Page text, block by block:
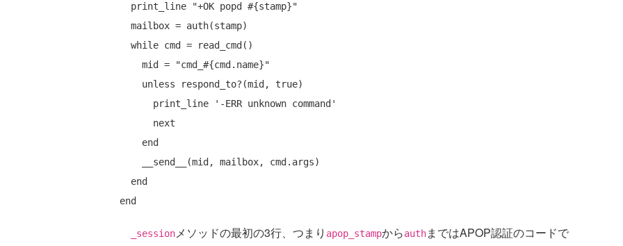
  print_line
"+OK popd #{stamp}"
while cmd = read_cmd()
    mid =
"cmd_#{cmd.name}"
unless respond_to?(mid, true)
next
end
end
end
_sessionメソッドの最初の3行、つまり apop_stampからauthまではAPOP認証のコードで